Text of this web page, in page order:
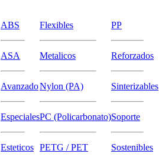
ABS
ASA
Avanzado
Especiales
Esteticos
Flexibles
Metalicos
Nylon (PA)
PC (Policarbonato)
PETG / PET
PP
Reforzados
Sinterizables
Soporte
Sostenibles